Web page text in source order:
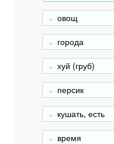
овощ
города
хуй (груб)
персик
кушать, есть
время